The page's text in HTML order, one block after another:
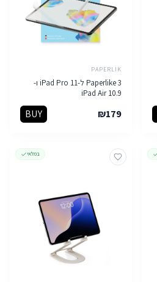
PAPERLIK
Paperlike 3 ל-iPad Pro 11 ו-
iPad Air 10.9
₪179
BUY
במלאי